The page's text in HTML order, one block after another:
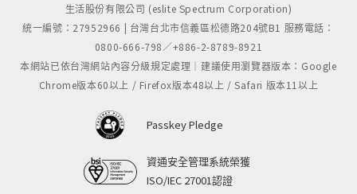
生活股份有限公司 (eslite Spectrum Corporation)
統一編號：27952966 | 台灣台北市信義區松德路204號B1 服務電話：
0800-666-798／+886-2-8789-8921
本網站已依台灣網站內容分級規定處理｜建議使用瀏覽器版本：Google
Chrome版本60以上 / Firefox版本48以上 / Safari 版本11以上
Passkey Pledge
資通安全管理系統榮獲
ISO/IEC 27001認證